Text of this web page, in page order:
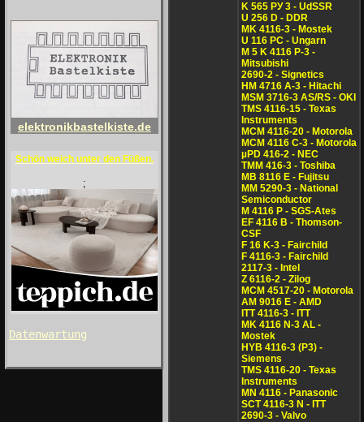
elektronikbastelkiste.de
Schön weich unter den Füßen.
;
Datenwartung
K 565 PУ 3 - UdSSR
U 256 D - DDR
MK 4116-3 - Mostek
U 116 PC - Ungarn
M 5 K 4116 P-3 -
Mitsubishi
2690-2 - Signetics
HM 4716 A-3 - Hitachi
MSM 3716-3 AS/RS - OKI
TMS 4116-15 - Texas
Instruments
MCM 4116-20 - Motorola
MCM 4116 C-3 - Motorola
µPD 416-2 - NEC
TMM 416-3 - Toshiba
MB 8116 E - Fujitsu
MM 5290-3 - National
Semiconductor
M 4116 P - SGS-Ates
EF 4116 B - Thomson-
CSF
F 16 K-3 - Fairchild
F 4116-3 - Fairchild
2117-3 - Intel
Z 6116-2 - Zilog
MCM 4517-20 - Motorola
AM 9016 E - AMD
ITT 4116-3 - ITT
MK 4116 N-3 AL -
Mostek
HYB 4116-3 (P3) -
Siemens
TMS 4116-20 - Texas
Instruments
MN 4116 - Panasonic
SCT 4116-3 N - ITT
2690-3 - Valvo